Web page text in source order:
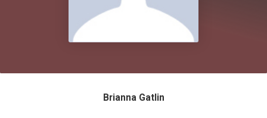
Brianna Gatlin